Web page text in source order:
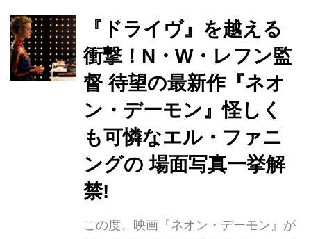
『ドライヴ』を越える
衝撃！N・W・レフン監
督 待望の最新作『ネオ
ン・デーモン』怪しく
も可憐なエル・ファニ
ングの 場面写真一挙解
禁!
この度、映画『ネオン・デーモン』が